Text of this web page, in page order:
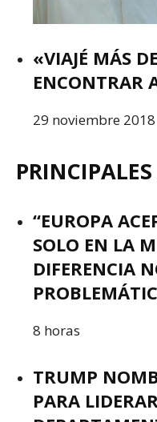
«VIAJÉ MÁS
ENCONTRAR
29 noviembre 2018
“EUROPA
SOLO EN LA
DIFERENCIA
8 horas
TRUMP
PARA